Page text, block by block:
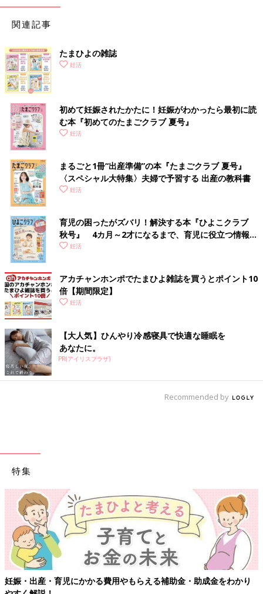
関連記事
たまひよの雑誌
妊活
初めて妊娠されたかたに！妊娠がわかったら最初に読
む本『初めてのたまごクラブ 夏号』
妊活
まるごと1冊“出産準備”の本『たまごクラブ 夏号』
〈スペシャル大特集〉夫婦で予習する 出産の教科書
妊活
育児の困ったがズバリ！解決する本『ひよこクラブ
秋号』 4カ月～2才になるまで、育児に役立つ情報が
いっぱい！
妊活
アカチャンホンポでたまひよ雑誌を買うとポイント10
倍【期間限定】
妊活
【大人気】ひんやり冷感寝具で快適な睡眠を
あなたに。
PR(アイリスプラザ)
Recommended by
特集
【ワクチン接種できるものも】妊婦の感染症対策、知っておいて！